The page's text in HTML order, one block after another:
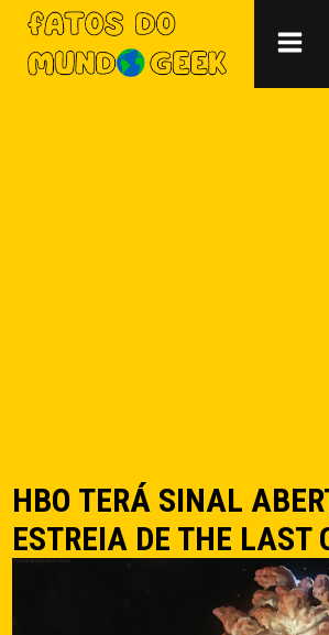
HBO TERÁ SINAL
ESTREIA DE THE LAST